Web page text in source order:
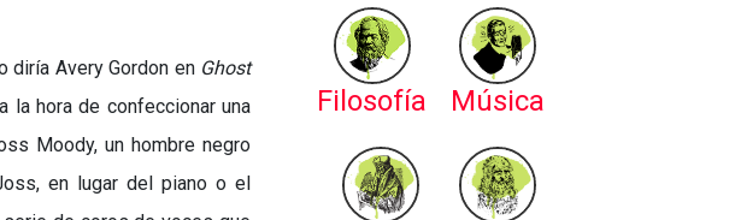
diría Avery Gordon en Ghost
la hora de confeccionar una
Moody, un hombre negro
en lugar del piano o el
Filosofía Música